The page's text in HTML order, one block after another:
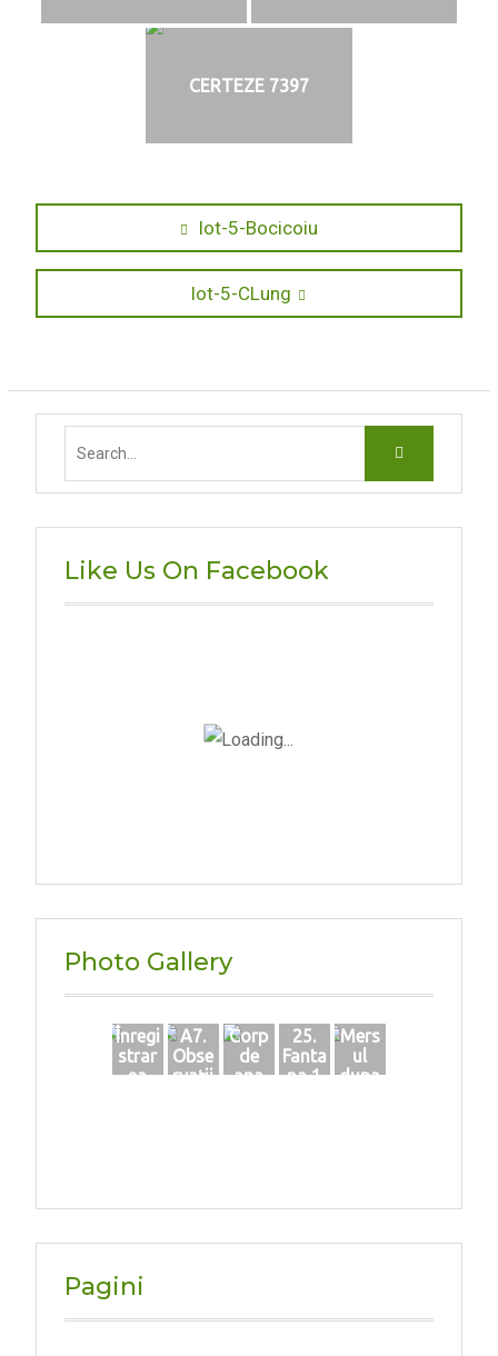
CERTEZE 7397
în
Previous
post:
lot-5-Bocicoiu
Next
post:
lot-5-CLung
Like Us On Facebook
Photo Gallery
Înregi
strar
ea
lacul
A7.
Obse
rvații
Corp
de
apa
25.
Fanta
na 1
Mers
ul
dupa
Pagini